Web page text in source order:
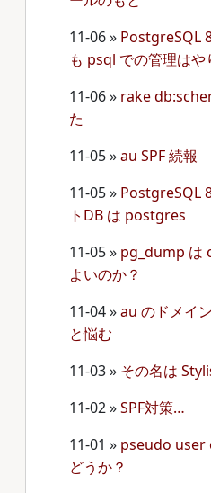
11-06» PostgreSQL
も psql での管理は
11-06» rake
た
11-05»au SPF 続報
11-05» PostgreSQL
トDB は postgres
11-05» pg_dump は
よいのか？
11-04»au のドメイ
と悩む
11-03» その名は
11-02»SPF対策…
11-01 » pseudo user
どうか？